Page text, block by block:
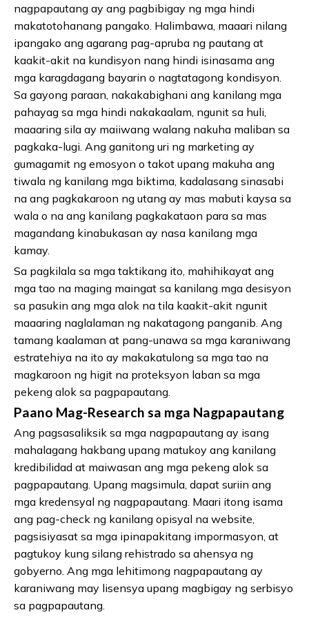
nagpapautang ay ang pagbibigay ng mga hindi
makatotohanang pangako. Halimbawa, maaari nilang
ipangako ang agarang pag-apruba ng pautang at
kaakit-akit na kundisyon nang hindi isinasama ang
mga karagdagang bayarin o nagtatagong kondisyon.
Sa gayong paraan, nakakabighani ang kanilang mga
pahayag sa mga hindi nakakaalam, ngunit sa huli,
maaaring sila ay maiiwang walang nakuha maliban sa
pagkaka-lugi. Ang ganitong uri ng marketing ay
gumagamit ng emosyon o takot upang makuha ang
tiwala ng kanilang mga biktima, kadalasang sinasabi
na ang pagkakaroon ng utang ay mas mabuti kaysa sa
wala o na ang kanilang pagkakataon para sa mas
magandang kinabukasan ay nasa kanilang mga
kamay.
Sa pagkilala sa mga taktikang ito, mahihikayat ang
mga tao na maging maingat sa kanilang mga desisyon
sa pasukin ang mga alok na tila kaakit-akit ngunit
maaaring naglalaman ng nakatagong panganib. Ang
tamang kaalaman at pang-unawa sa mga karaniwang
estratehiya na ito ay makakatulong sa mga tao na
magkaroon ng higit na proteksyon laban sa mga
pekeng alok sa pagpapautang.
Paano Mag-Research sa mga Nagpapautang
Ang pagsasaliksik sa mga nagpapautang ay isang
mahalagang hakbang upang matukoy ang kanilang
kredibilidad at maiwasan ang mga pekeng alok sa
pagpapautang. Upang magsimula, dapat suriin ang
mga kredensyal ng nagpapautang. Maari itong isama
ang pag-check ng kanilang opisyal na website,
pagsisiyasat sa mga ipinapakitang impormasyon, at
pagtukoy kung silang rehistrado sa ahensya ng
gobyerno. Ang mga lehitimong nagpapautang ay
karaniwang may lisensya upang magbigay ng serbisyo
sa pagpapautang.